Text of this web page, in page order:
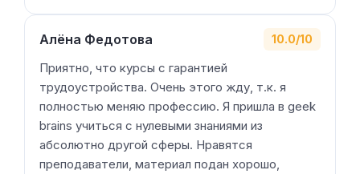
Алёна Федотова 10.0/10
Приятно, что курсы с гарантией
трудоустройства. Очень этого жду, т.к. я
полностью меняю профессию. Я пришла в geek
brains учиться с нулевыми знаниями из
абсолютно другой сферы. Нравятся
преподаватели, материал подан хорошо,